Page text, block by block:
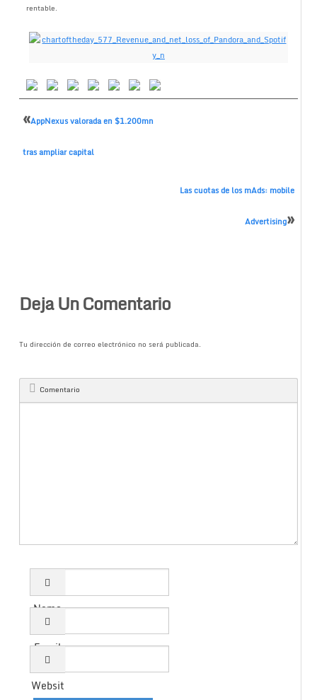
rentable.
«AppNexus valorada en $1.200mn
tras ampliar capital
Las cuotas de los mAds: mobile
Advertising»
Deja Un Comentario
Tu dirección de correo electrónico no será publicada.
Comentario
Name
Email
Websit